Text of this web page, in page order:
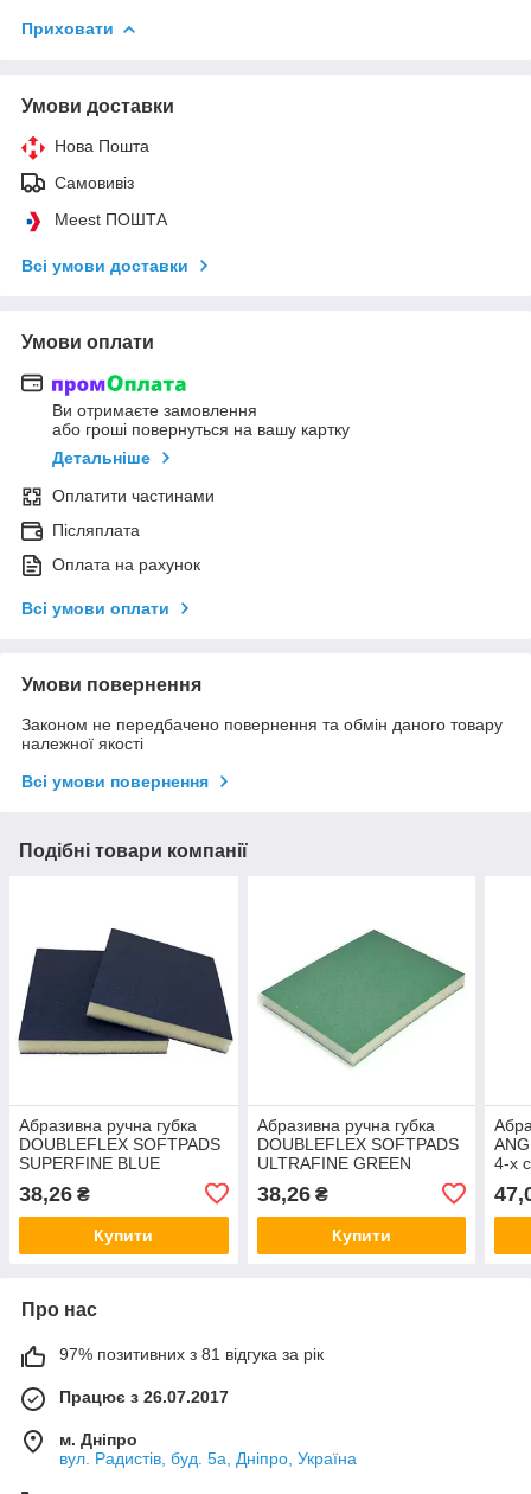
Приховати
Умови доставки
Нова Пошта
Самовивіз
Meest ПОШТА
Всі умови доставки
Умови оплати
Ви отримаєте замовлення
або гроші повернуться на вашу картку
Детальніше
Оплатити частинами
Післяплата
Оплата на рахунок
Всі умови оплати
Умови повернення
Законом не передбачено повернення та обмін даного товару
належної якості
Всі умови повернення
Подібні товари компанії
Абразивна ручна губка
DOUBLEFLEX SOFTPADS
SUPERFINE BLUE
38,26 ₴
Купити
Абразивна ручна губка
DOUBLEFLEX SOFTPADS
ULTRAFINE GREEN
38,26₴
Купити
4-х
Про нас
97% позитивних з 81 відгука за рік
Працює з 26.07.2017
м. Дніпро
вул. Радистів, буд. 5а, Дніпро, Україна